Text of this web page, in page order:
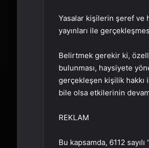
Yasalar kişilerin şeref ve
yayınları ile
Belirtmek gerekir ki,
bulunması, haysiyete
gerçekleşen kişilik hakkı
bile olsa etkilerinin
REKLAM
Bu kapsamda, 6112